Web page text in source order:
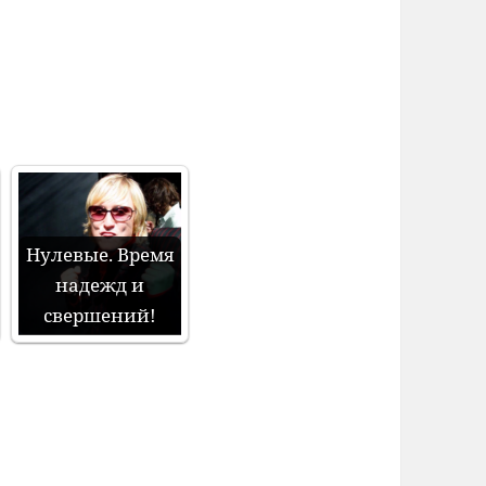
Нулевые. Время
надежд и
свершений!